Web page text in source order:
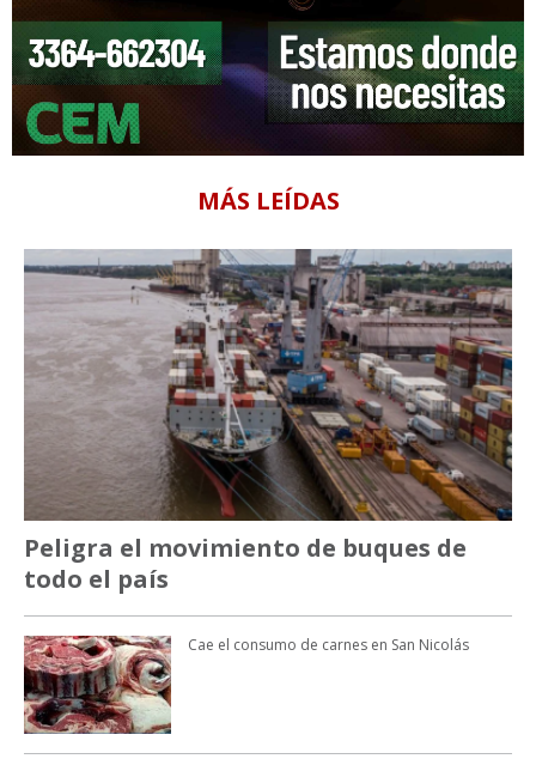
MÁS LEÍDAS
Peligra el movimiento de buques de
todo el país
Cae el consumo de carnes en San Nicolás